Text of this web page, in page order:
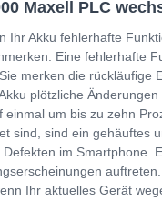
Maxell PLC
Ihr Akku fehlerhafte
Eine fehlerhafte
merken die rückläufige
plötzliche
um bis zu zehn
sind, sind ein gehäuftes
im Smartphone.
Ihr aktuelles Gerät